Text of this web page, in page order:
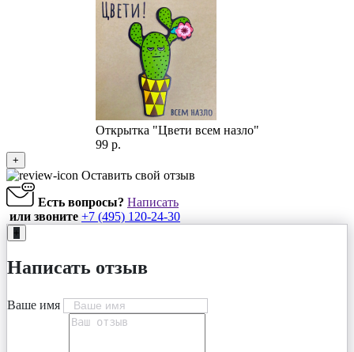
Открытка "Цвети всем назло"
99 р.
+
Оставить свой отзыв
Есть вопросы? Написать
или звоните +7 (495) 120-24-30
+
Написать отзыв
Ваше имя